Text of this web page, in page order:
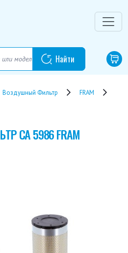
Воздушный Фильтр
FRAM
CA 5986 FRAM